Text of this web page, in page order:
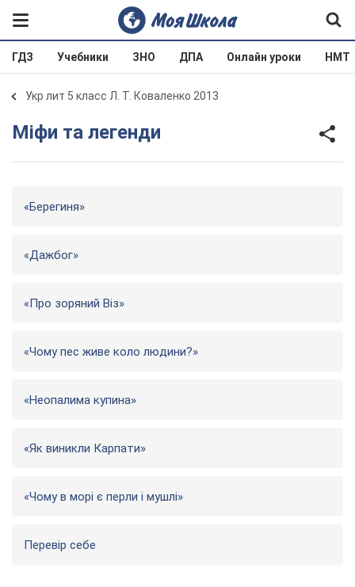
ГДЗ Учебники ЗНО ДПА Онлайн уроки НМТ
Укр лит 5 класс Л. Т. Коваленко 2013
Міфи та легенди
«Берегиня»
«Дажбог»
«Про зоряний Віз»
«Чому пес живе коло людини?»
«Неопалима купина»
«Як виникли Карпати»
«Чому в морі є перли і мушлі»
Перевір себе